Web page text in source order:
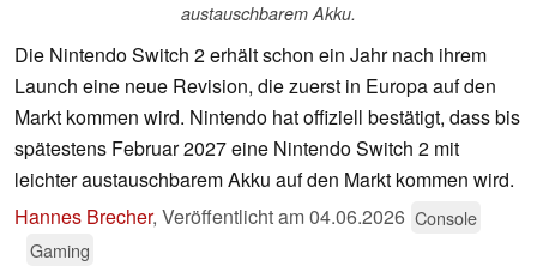
austauschbarem Akku.
Die Nintendo Switch 2 erhält schon ein Jahr nach ihrem
Launch eine neue Revision, die zuerst in Europa auf den
Markt kommen wird. Nintendo hat offiziell bestätigt, dass bis
spätestens Februar 2027 eine Nintendo Switch 2 mit
leichter austauschbarem Akku auf den Markt kommen wird.
Hannes Brecher, Veröffentlicht am04.06.2026 Console
Gaming